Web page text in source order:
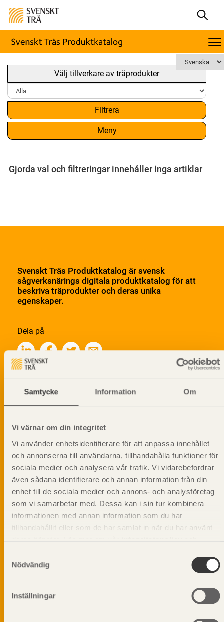
Samtycke Information Om
Vi värnar om din integritet
Vi använder enhetsidentifierare för att anpassa innehållet
och annonserna till användarna, tillhandahålla funktioner för
sociala medier och analysera vår trafik. Vi vidarebefordrar
även sådana identifierare och annan information från din
enhet till de sociala medier och annons- och analysföretag
som vi samarbetar med. Dessa kan i sin tur kombinera
informationen med annan information som du har
tillhandahållit eller som de har samlat in när du har använt
Nödvändig
Inställningar
Välj tillverkare av träprodukter
Filtrera
Meny
Gjorda val och filtreringar innehåller inga artiklar
Svenskt Träs Produktkatalog är svensk
sågverksnärings digitala produktkatalog för att
beskriva träprodukter och deras unika
egenskaper.
Dela på
Prenumerera på Svenskt Träs
informationsutskick!
Vi värnar om personlig integritet vilket innebär att dina
Läs vårintegritetspolicy.